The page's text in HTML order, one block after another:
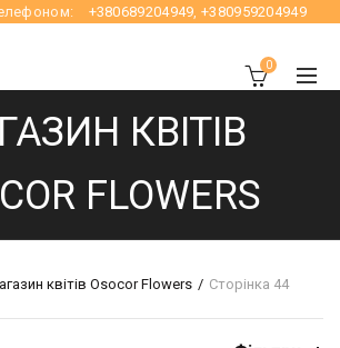
+380689204949,+380959204949
0
КВІТІВ
FLOWERS
квітів Osocor Flowers Сторінка 44